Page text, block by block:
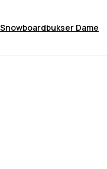
Snowboardbukser Dame